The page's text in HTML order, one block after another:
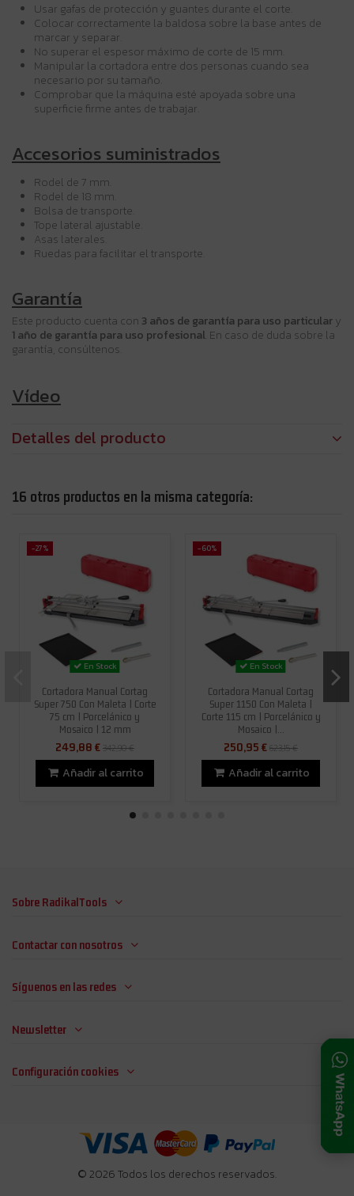
Usar gafas de protección y guantes durante el corte.
Colocar correctamente la baldosa sobre la base antes de
marcar y separar.
No superar el espesor máximo de corte de 15 mm.
Manipular la cortadora entre dos personas cuando sea
necesario por su tamaño.
Comprobar que la máquina esté apoyada sobre una
superficie firme antes de trabajar.
Accesorios suministrados
Rodel de 7 mm.
Rodel de 18 mm.
Bolsa de transporte.
Tope lateral ajustable.
Asas laterales.
Ruedas para facilitar el transporte.
Garantía
Este producto cuenta con 3 años de garantía para uso particulary
1 año de garantía para uso profesional . En caso de duda sobre la
garantía, consúltenos.
Vídeo
Detalles del producto
16 otros productos en la misma categoría:
-27%
En Stock
Cortadora Manual Cortag
Super 750 Con Maleta | Corte
75 cm | Porcelánico y
Mosaico | 12 mm
249,88 €342,90 €
Añadir al carrito
-60%
En Stock
Cortadora Manual Cortag
Super 1150 Con Maleta |
Corte 115 cm | Porcelánico y
Mosaico |...
250,95 €623,15 €
Añadir al carrito
Sobre RadikalTools
Contactar con nosotros
Síguenos en las redes
Newsletter
Configuración cookies
© 2026 Todos los derechos reservados.